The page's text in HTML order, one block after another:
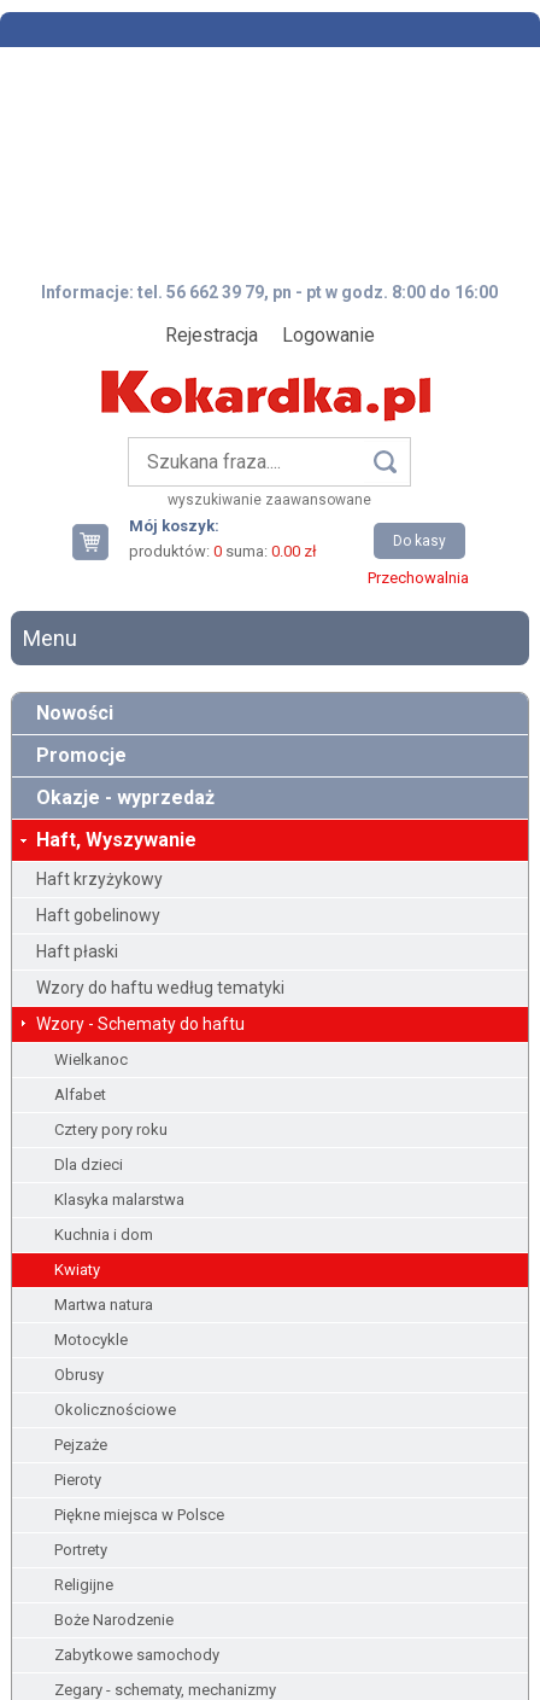
Informacje: tel. 56 662 39 79, pn - pt w godz. 8:00 do 16:00
Rejestracja Logowanie
wyszukiwanie zaawansowane
Mój koszyk:
produktów: 0suma: 0.00 zł
Do kasy
Przechowalnia
Menu
Nowości
Promocje
Okazje - wyprzedaż
Haft, Wyszywanie
Haft krzyżykowy
Haft gobelinowy
Haft płaski
Wzory do haftu według tematyki
Wzory - Schematy do haftu
Wielkanoc
Alfabet
Cztery pory roku
Dla dzieci
Klasyka malarstwa
Kuchnia i dom
Kwiaty
Martwa natura
Motocykle
Obrusy
Okolicznościowe
Pejzaże
Pieroty
Piękne miejsca w Polsce
Portrety
Religijne
Boże Narodzenie
Zabytkowe samochody
Zegary - schematy, mechanizmy